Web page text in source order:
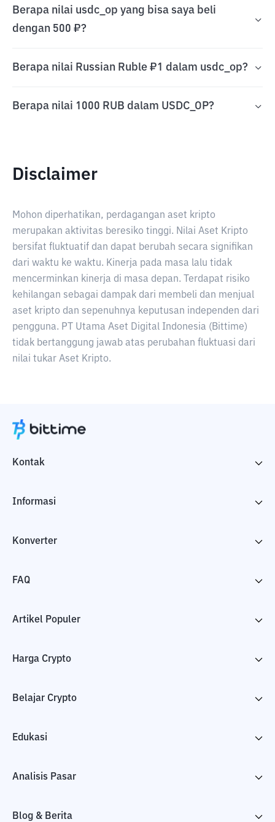
Berapa nilai usdc_op yang bisa saya beli
dengan 500 ₽?
Berapa nilai Russian Ruble ₽1 dalam usdc_op?
Berapa nilai 1000 RUB dalam USDC_OP?
Disclaimer
Mohon diperhatikan, perdagangan aset kripto
merupakan aktivitas beresiko tinggi. Nilai Aset Kripto
bersifat fluktuatif dan dapat berubah secara signifikan
dari waktu ke waktu. Kinerja pada masa lalu tidak
mencerminkan kinerja di masa depan. Terdapat risiko
kehilangan sebagai dampak dari membeli dan menjual
aset kripto dan sepenuhnya keputusan independen dari
pengguna. PT Utama Aset Digital Indonesia (Bittime)
tidak bertanggung jawab atas perubahan fluktuasi dari
nilai tukar Aset Kripto.
Kontak
Informasi
Konverter
FAQ
Artikel Populer
Harga Crypto
Belajar Crypto
Edukasi
Analisis Pasar
Blog & Berita